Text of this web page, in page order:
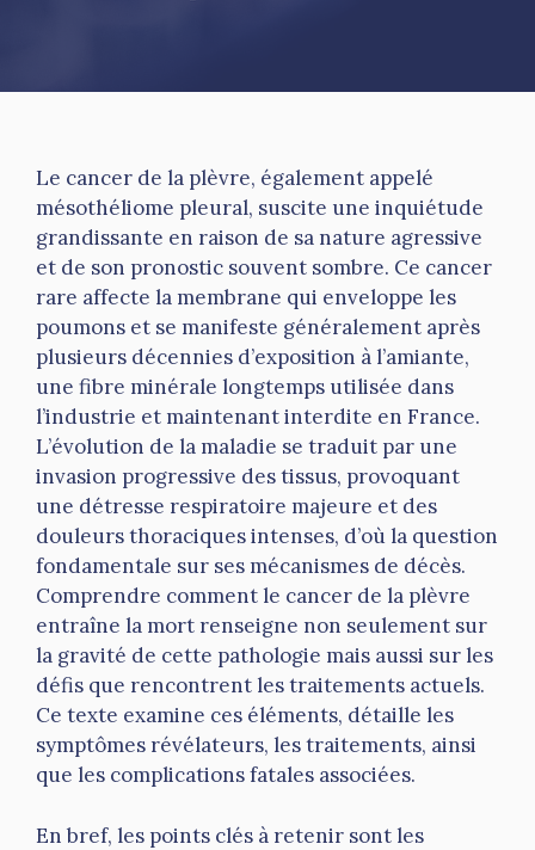
Le cancer de la plèvre, également appelé
mésothéliome pleural, suscite une inquiétude
grandissante en raison de sa nature agressive
et de son pronostic souvent sombre. Ce cancer
rare affecte la membrane qui enveloppe les
poumons et se manifeste généralement après
plusieurs décennies d’exposition à l’amiante,
une fibre minérale longtemps utilisée dans
l’industrie et maintenant interdite en France.
L’évolution de la maladie se traduit par une
invasion progressive des tissus, provoquant
une détresse respiratoire majeure et des
douleurs thoraciques intenses, d’où la question
fondamentale sur ses mécanismes de décès.
Comprendre comment le cancer de la plèvre
entraîne la mort renseigne non seulement sur
la gravité de cette pathologie mais aussi sur les
défis que rencontrent les traitements actuels.
Ce texte examine ces éléments, détaille les
symptômes révélateurs, les traitements, ainsi
que les complications fatales associées.
En bref, les points clés à retenir sont les